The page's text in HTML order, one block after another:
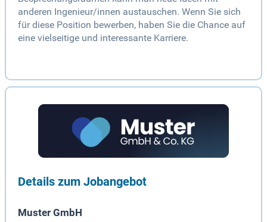
anderen Ingenieur/innen austauschen. Wenn Sie sich
für diese Position bewerben, haben Sie die Chance auf
eine vielseitige und interessante Karriere.
Details zum Jobangebot
Muster GmbH